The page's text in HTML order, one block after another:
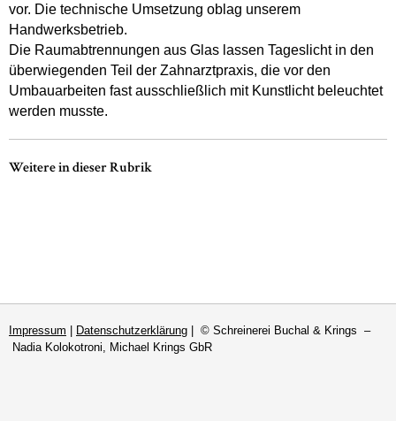
vor. Die technische Umsetzung oblag unserem
Handwerksbetrieb.
Die Raumabtrennungen aus Glas lassen Tageslicht in den
überwiegenden Teil der Zahnarztpraxis, die vor den
Umbauarbeiten fast ausschließlich mit Kunstlicht beleuchtet
werden musste.
Weitere in dieser Rubrik
Impressum Datenschutzerklärung | © Schreinerei Buchal & Krings –
Nadia Kolokotroni, Michael Krings GbR